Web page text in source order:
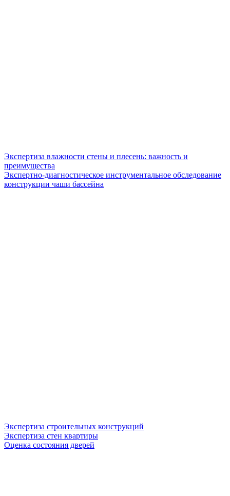
Экспертиза влажности стены и плесень: важность и
преимущества
Экспертно-диагностическое инструментальное обследование
конструкции чаши бассейна
Экспертиза строительных конструкций
Экспертиза стен квартиры
Оценка состояния дверей